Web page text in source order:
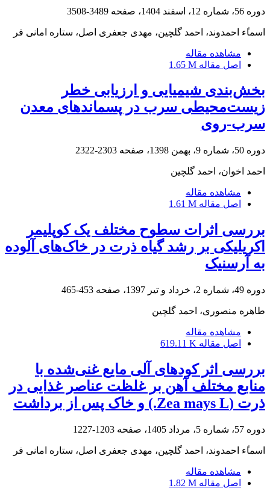
دوره 56، شماره 12، اسفند 1404، صفحه 3489-3508
اسما‌‌ٰ‌‌ء احمدوند، احمد گلچین، مهدی جعفری اصل، ستاره امانی فر
مشاهده مقاله
اصل مقاله 1.65 M
بخش‌بندی شیمیایی و ارزیابی خطر
زیست‌محیطی سرب در پسماندهای معدن
سرب-روی
دوره 50، شماره 9، بهمن 1398، صفحه 2303-2322
احمد اخوان، احمد گلچین
مشاهده مقاله
اصل مقاله 1.61 M
بررسی اثرات سطوح مختلف یک کوپلیمر
اکریلیکی بر رشد گیاه ذرت در خاک‌های آلوده
به آرسنیک
دوره 49، شماره 2، خرداد و تیر 1397، صفحه 453-465
طاهره منصوری، احمد گلچین
مشاهده مقاله
اصل مقاله 619.11 K
بررسی اثر کودهای آلی مایع غنی‌شده با
منابع مختلف آهن بر غلظت عناصر غذایی در
ذرت (Zea mays L.) و خاک پس از برداشت
دوره 57، شماره 5، مرداد 1405، صفحه 1203-1227
اسما‌‌ٰ‌‌ء احمدوند، احمد گلچین، مهدی جعفری اصل، ستاره امانی فر
مشاهده مقاله
اصل مقاله 1.82 M